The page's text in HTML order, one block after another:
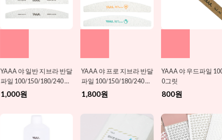
YAAA 야 프로 지브라 반달
파일 100/150/180/240 택
1
1,800원
YAAA 야 우드파일 100/10
0그릿
800원
MINI YAAA GEL
니야젤폴리쉬 7ml 택
름 신상 추가
4,500원